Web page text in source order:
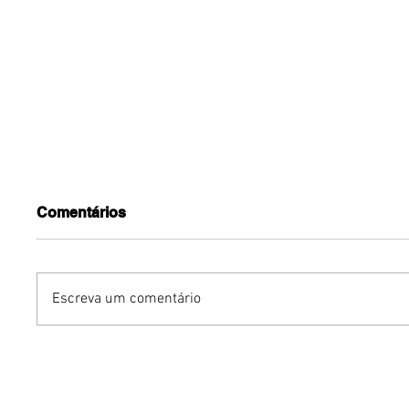
Comentários
Escreva um comentário